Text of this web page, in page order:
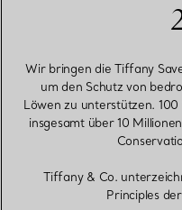
Wir bringen die Tiffany
um den Schutz von
Löwen zu unterstützen.
insgesamt über 10
Tiffany & Co.
Principles